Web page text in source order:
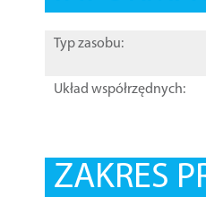
Typ zasobu:
Układ współrzędnych:
ZAKRES